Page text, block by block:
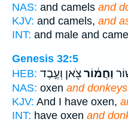
NAS: and camels and
KJV: and camels, and
INT: and male and
Genesis 32:5
HEB:
וַחֲמ֔וֹרצֹ֖אן וְעֶ֣בֶד
NAS: oxen and donkeys
KJV: And I have oxen,
INT: have oxen and